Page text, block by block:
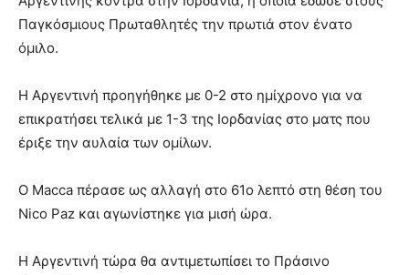
Παγκόσμιους Πρωταθλητές την πρωτιά στον ένατο
όμιλο.
Η Αργεντινή προηγήθηκε με 0-2 στο ημίχρονο για να
επικρατήσει τελικά με 1-3 της Ιορδανίας στο ματς που
έριξε την αυλαία των ομίλων.
Ο Macca πέρασε ως αλλαγή στο 61ο λεπτό στη θέση του
Nico Paz και αγωνίστηκε για μισή ώρα.
Η Αργεντινή τώρα θα αντιμετωπίσει το Πράσινο